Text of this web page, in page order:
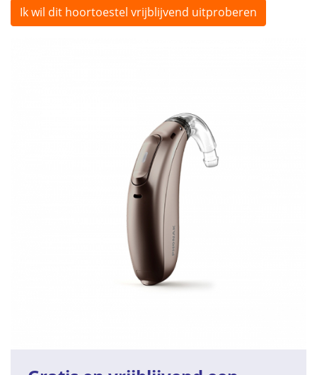
Ik wil dit hoortoestel vrijblijvend uitproberen